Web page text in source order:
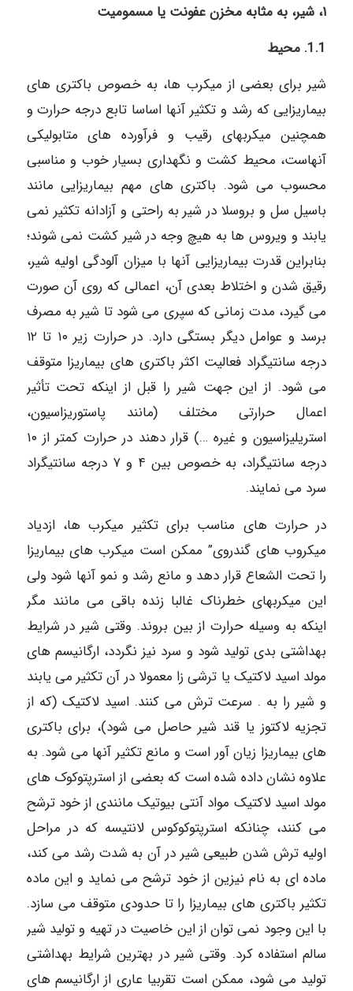
۱، شیر، به مثابه مخزن عفونت یا مسمومیت
1.1. محیط
شیر برای بعضی از میکرب ها، به خصوص باکتری های
بیماریزایی که رشد و تکثیر آنها اساسا تابع درجه حرارت و
همچنین میکربهای رقیب و فرآورده های متابولیکی
آنهاست، محیط کشت و نگهداری بسیار خوب و مناسبی
محسوب می شود. باکتری های مهم بیماریزایی مانند
باسیل سل و بروسلا در شیر به راحتی و آزادانه تکثیر نمی
یابند و ویروس ها به هیچ وجه در شیر کشت نمی شوند؛
بنابراین قدرت بیماریزایی آنها با میزان آلودگی اولیه شیر،
رقیق شدن و اختلاط بعدی آن، اعمالی که روی آن صورت
می گیرد، مدت زمانی که سپری می شود تا شیر به مصرف
برسد و عوامل دیگر بستگی دارد. در حرارت زیر ۱۰ تا ۱۲
درجه سانتیگراد فعالیت اکثر باکتری های بیماریزا متوقف
می شود. از این جهت شیر را قبل از اینکه تحت تأثیر
اعمال حرارتی مختلف (مانند پاستوریزاسیون،
استریلیزاسیون و غیره …) قرار دهند در حرارت کمتر از ۱۰
درجه سانتیگراد، به خصوص بین ۴ و ۷ درجه سانتیگراد
سرد می نمایند.
در حرارت های مناسب برای تکثیر میکرب ها، ازدیاد
میکروب های گندروی” ممکن است میکرب های بیماریزا
را تحت الشعاع قرار دهد و مانع رشد و نمو آنها شود ولی
این میکربهای خطرناک غالبا زنده باقی می مانند مگر
اینکه به وسیله حرارت از بین بروند. وقتی شیر در شرایط
بهداشتی بدی تولید شود و سرد نیز نگردد، ارگانیسم های
مولد اسید لاکتیک یا ترشی زا معمولا در آن تکثیر می یابند
و شیر را به . سرعت ترش می کنند. اسید لاکتیک (که از
تجزیه لاکتوز یا قند شیر حاصل می شود)، برای باکتری
های بیماریزا زیان آور است و مانع تکثیر آنها می شود. به
علاوه نشان داده شده است که بعضی از استرپتوکوک های
مولد اسید لاکتیک مواد آنتی بیوتیک مانندی از خود ترشح
می کنند، چنانکه استرپتوکوکوس لانتیسه که در مراحل
اولیه ترش شدن طبیعی شیر در آن به شدت رشد می کند،
ماده ای به نام نیزین از خود ترشح می نماید و این ماده
تکثیر باکتری های بیماریزا را تا حدودی متوقف می سازد.
با این وجود نمی توان از این خاصیت در تهیه و تولید شیر
سالم استفاده کرد. وقتی شیر در بهترین شرایط بهداشتی
تولید می شود، ممکن است تقربیا عاری از ارگانیسم های